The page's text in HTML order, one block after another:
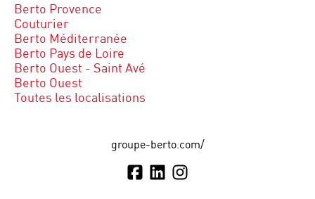
Berto Provence
Couturier
Berto Méditerranée
Berto Pays de Loire
Berto Ouest - Saint Avé
Berto Ouest
Toutes les localisations
groupe-berto.com/